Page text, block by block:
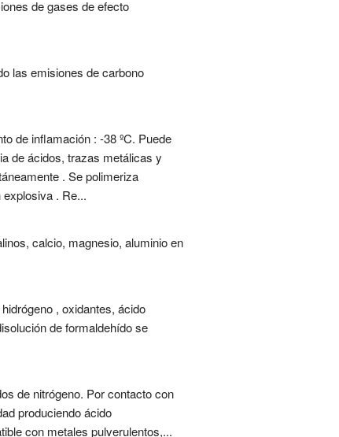
de gases de efecto
las emisiones de carbono
de inflamación : -38 ºC. Puede
de ácidos, trazas metálicas y
. Se polimeriza
. Re...
calcio, magnesio, aluminio en
, oxidantes, ácido
de formaldehído se
de nitrógeno. Por contacto con
produciendo ácido
con metales pulverulentos,...